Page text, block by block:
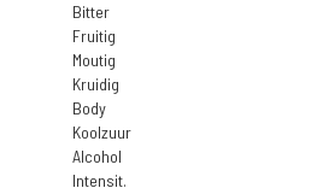
Bitter
Fruitig
Moutig
Kruidig
Body
Koolzuur
Alcohol
Intensit.